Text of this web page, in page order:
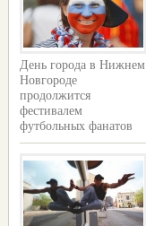
День города в Нижнем
Новгороде
продолжится
фестивалем
футбольных фанатов